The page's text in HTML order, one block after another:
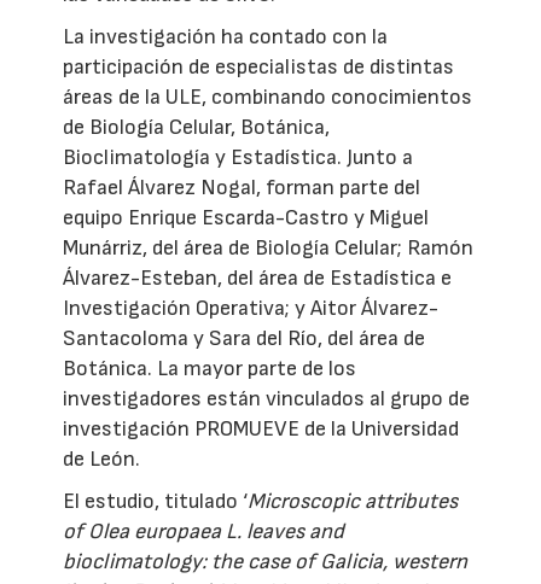
La investigación ha contado con la
participación de especialistas de distintas
áreas de la ULE, combinando conocimientos
de Biología Celular, Botánica,
Bioclimatología y Estadística. Junto a
Rafael Álvarez Nogal, forman parte del
equipo Enrique Escarda-Castro y Miguel
Munárriz, del área de Biología Celular; Ramón
Álvarez-Esteban, del área de Estadística e
Investigación Operativa; y Aitor Álvarez-
Santacoloma y Sara del Río, del área de
Botánica. La mayor parte de los
investigadores están vinculados al grupo de
investigación PROMUEVE de la Universidad
de León.
El estudio, titulado ‘Microscopic attributes
of Olea europaea L. leaves and
bioclimatology: the case of Galicia, western